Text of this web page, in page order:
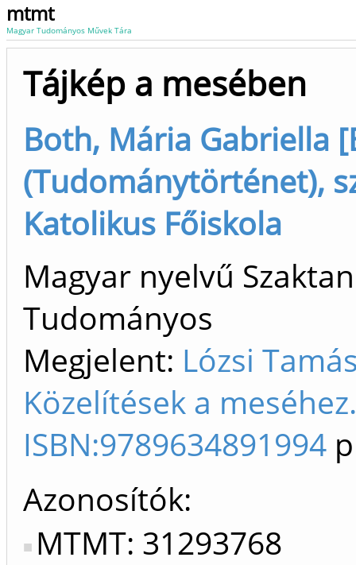
mtmt
Magyar Tudományos Művek Tára
Tájkép a mesében
Both, Mária Gabriella
(Tudománytörténet),
Katolikus Főiskola
Magyar nyelvű
Tudományos
Megjelent: Lózsi
Közelítések a
ISBN:9789634891994
Azonosítók
MTMT: 31293768